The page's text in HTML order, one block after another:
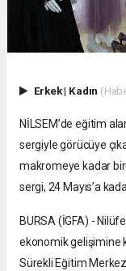
Erkek| Kadın
NİLSEM’de eğitim
sergiyle görücüye
makromeye kadar
sergi, 24 Mayıs’a
BURSA (İGFA) -
ekonomik gelişimine
Sürekli Eğitim